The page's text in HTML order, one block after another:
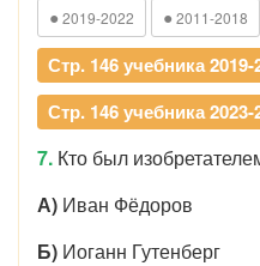
● 2019-2022 ● 2011-2018
Стр. 146 учебника 2019-
Стр. 146 учебника 2023-
7. Кто был
А) Иван Фёдоров
Б) Иоганн Гутенберг